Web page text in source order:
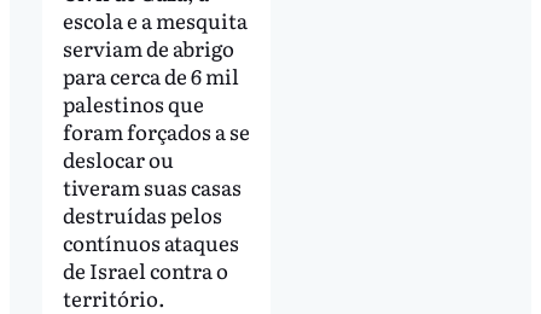
escola e a mesquita
serviam de abrigo
para cerca de 6 mil
palestinos que
foram forçados a se
deslocar ou
tiveram suas casas
destruídas pelos
contínuos ataques
de Israel contra o
território.